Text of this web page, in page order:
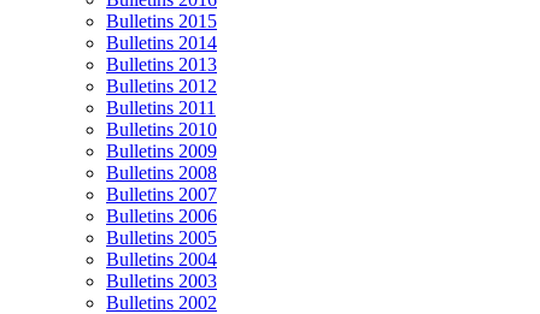
Bulletins 2015
Bulletins 2014
Bulletins 2013
Bulletins 2012
Bulletins 2011
Bulletins 2010
Bulletins 2009
Bulletins 2008
Bulletins 2007
Bulletins 2006
Bulletins 2005
Bulletins 2004
Bulletins 2003
Bulletins 2002